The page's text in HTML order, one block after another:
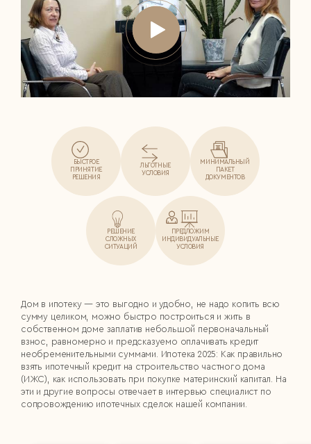
БЫСТРОЕ
ПРИНЯТИЕ
РЕШЕНИЯ
ЛЬГОТНЫЕ
УСЛОВИЯ
МИНИМАЛЬНЫЙ
ПАКЕТ
ДОКУМЕНТОВ
РЕШЕНИЕ
СЛОЖНЫХ
СИТУАЦИЙ
ПРЕДЛОЖИМ
ИНДИВИДУАЛЬНЫЕ
УСЛОВИЯ
Дом в ипотеку — это выгодно и удобно, не надо копить всю
сумму целиком, можно быстро построиться и жить в
собственном доме заплатив небольшой первоначальный
взнос, равномерно и предсказуемо оплачивать кредит
необременительными суммами. Ипотека 2025: Как правильно
взять ипотечный кредит на строительство частного дома
(ИЖС), как использовать при покупке материнский капитал. На
эти и другие вопросы отвечает в интервью специалист по
сопровождению ипотечных сделок нашей компании.